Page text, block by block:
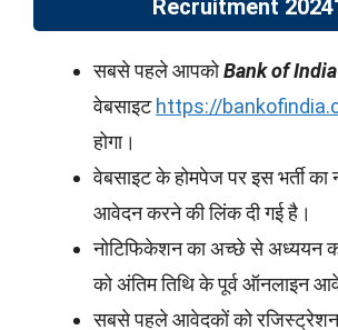
Recruitment
सबसे पहले आपकोBank of India
वेबसाइटhttps://
होगा।
वेबसाइट के होमपेज पर इस भर्ती
आवेदन करने की लिंक दी गई है।
नोटिफिकेशन का अच्छे से अध्ययन
को अंतिम तिथि के पूर्व ऑनलाइन
सबसे पहले आवेदकों को